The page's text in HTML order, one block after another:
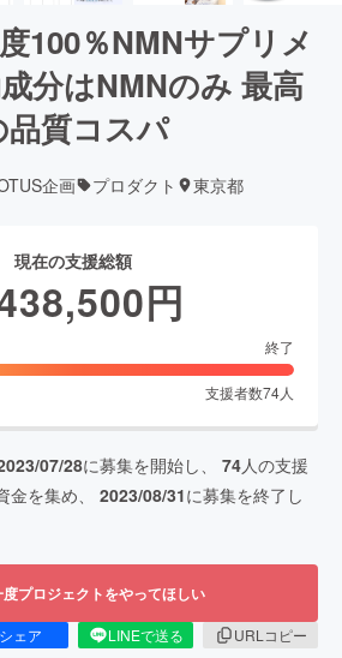
100％NMNサプリメ
分はNMNのみ 最高
品質コスパ
企画 プロダクト 東京都
現在の支援総額
円
終了
支援者数74人
07/28に募集を開始し、 74人の支援
金を集め、 2023/08/31に募集を終了し
度プロジェクトをやってほしい
シェア LINEで送る
URLコピー